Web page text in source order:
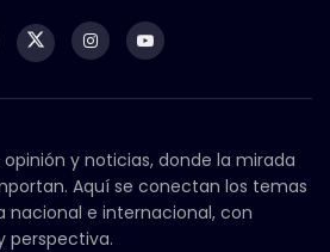
opinión y noticias, donde la mirada
Aquí se conectan los temas
nacional e internacional, con
perspectiva.